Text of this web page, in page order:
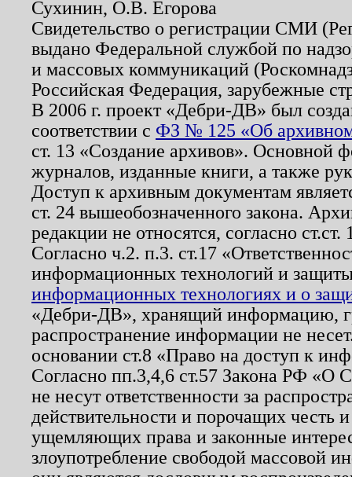
Сухинин, О.В. Егорова
Свидетельство о регистрации СМИ
выдано Федеральной службой по
и массовых коммуникаций
Российская Федерация, зарубежные
В 2006 г. проект «Дебри-ДВ» был
соответствии с ФЗ № 125 «Об
ст. 13 «Создание архивов». Основной
журналов, изданные книги, а также
Доступ к архивным документам
ст. 24 вышеобозначенного закона.
редакции не относятся, согласно
Согласно ч.2. п.3. ст.17
информационных технологий и
информационных технологиях и о
«Дебри-ДВ», хранящий информацию,
распространение информации не
основании ст.8 «Право на доступ к
Согласно пп.3,4,6 ст.57 Закона РФ «О
не несут ответственности за
действительности и порочащих честь
ущемляющих права и законные
злоупотребление свободой массовой